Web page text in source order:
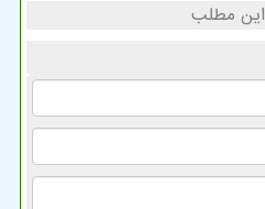
این مطلب